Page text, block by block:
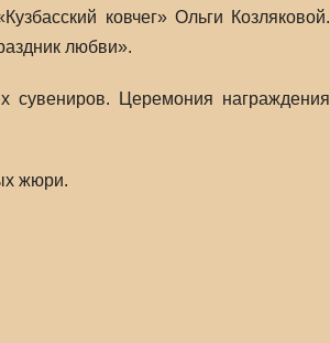
ковчег» Ольги Козляковой.
любви».
сувениров. Церемония награждения
жюри.